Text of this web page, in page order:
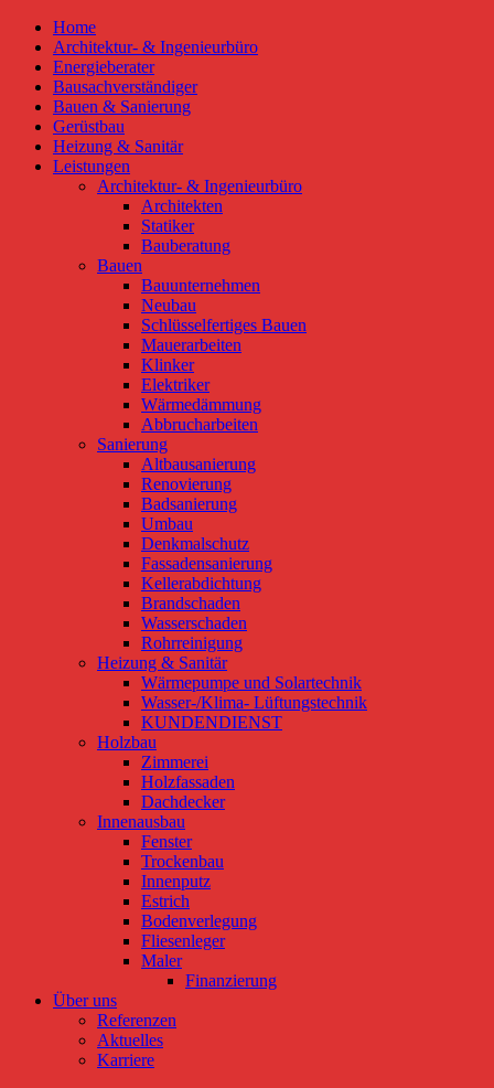
Home
Architektur- & Ingenieurbüro
Energieberater
Bausachverständiger
Bauen & Sanierung
Gerüstbau
Heizung & Sanitär
Leistungen
Architektur- & Ingenieurbüro
Architekten
Statiker
Bauberatung
Bauen
Bauunternehmen
Neubau
Schlüsselfertiges Bauen
Mauerarbeiten
Klinker
Elektriker
Wärmedämmung
Abbrucharbeiten
Sanierung
Altbausanierung
Renovierung
Badsanierung
Umbau
Denkmalschutz
Fassadensanierung
Kellerabdichtung
Brandschaden
Wasserschaden
Rohrreinigung
Heizung & Sanitär
Wärmepumpe und Solartechnik
Wasser-/Klima- Lüftungstechnik
KUNDENDIENST
Holzbau
Zimmerei
Holzfassaden
Dachdecker
Innenausbau
Fenster
Trockenbau
Innenputz
Estrich
Bodenverlegung
Fliesenleger
Maler
Finanzierung
Über uns
Referenzen
Aktuelles
Karriere